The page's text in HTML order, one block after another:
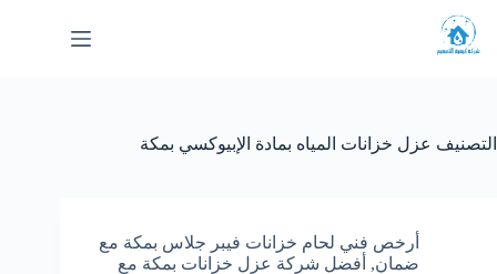
إلى
المحتوى
التصنيف عزل خزانات المياه بمادة الإبيوكسي بمكة
أرخص فني لحام خزانات فيبر جلاس بمكة مع
ضمان, أفضل شركة عزل خزانات بمكة مع